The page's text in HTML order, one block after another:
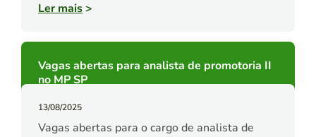
Ler mais>
Vagas abertas para analista de promotoria II
no MP SP
13/08/2025
Vagas abertas para o cargo de analista de